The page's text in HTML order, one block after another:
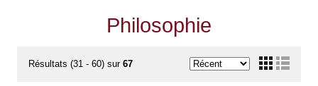
Philosophie
Résultats (31 - 60) sur 67